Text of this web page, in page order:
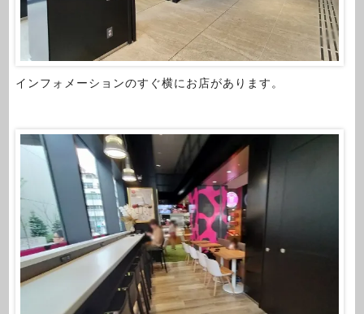
インフォメーションのすぐ横にお店があります。